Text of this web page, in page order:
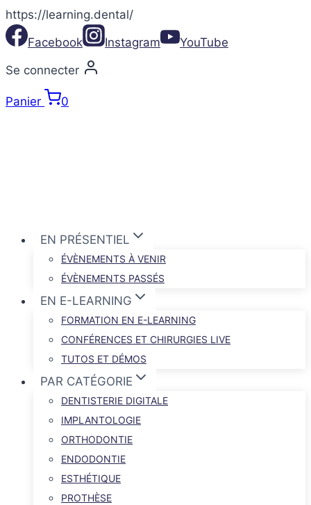
https://learning.dental/
Aller
contenu
Facebook Instagram YouTube
Se connecter
Panier 0
EN PRÉSENTIEL
ÉVÈNEMENTS À VENIR
ÉVÈNEMENTS PASSÉS
EN E-LEARNING
FORMATION EN E-LEARNING
CONFÉRENCES ET CHIRURGIES LIVE
TUTOS ET DÉMOS
PAR CATÉGORIE
DENTISTERIE DIGITALE
IMPLANTOLOGIE
ORTHODONTIE
ENDODONTIE
ESTHÉTIQUE
PROTHÈSE